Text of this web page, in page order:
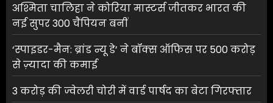
अश्मिता चालिहा ने कोरिया मास्टर्स जीतकर भारत की
नई सुपर 300 चैंपियन बनीं
‘स्पाइडर-मैन: ब्रांड न्यू डे’ ने बॉक्स ऑफिस पर 500 करोड़
से ज़्यादा की कमाई
3 करोड़ की ज्वेलरी चोरी में वार्ड पार्षद का बेटा गिरफ्तार